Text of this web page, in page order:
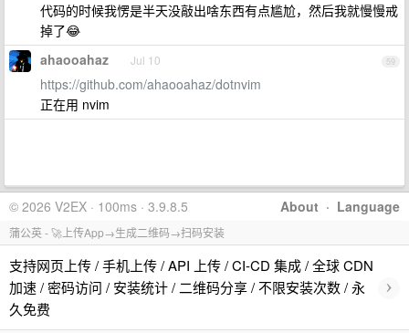
代码的时候我愣是半天没敲出啥东西有点尴尬，然后我就慢慢戒
掉了😂
59
ahaooahaz Jul 10
https://github.com/ahaooahaz/dotnvim
正在用 nvim
About · Language
© 2026 V2EX · 100ms · 3.9.8.5
蒲公英 - 🚀上传App→生成二维码→扫码安装
支持网页上传 / 手机上传 / API 上传 / CI-CD 集成 / 全球 CDN
加速 / 密码访问 / 安装统计 / 二维码分享 / 不限安装次数 / 永
久免费
›